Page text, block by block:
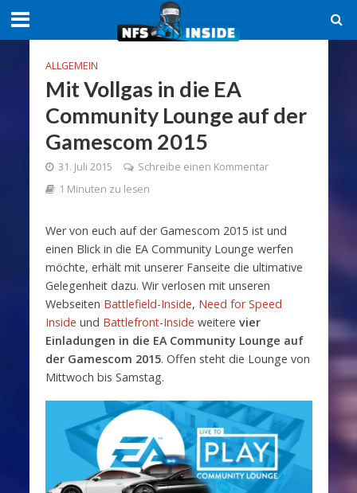
ALLGEMEIN
Mit Vollgas in die EA
Community Lounge auf der
Gamescom 2015
31. Juli 2015
Schreibe einen Kommentar
1 Minuten zu lesen
Wer von euch auf der Gamescom 2015 ist und
einen Blick in die EA Community Lounge werfen
möchte, erhält mit unserer Fanseite die ultimative
Gelegenheit dazu. Wir verlosen mit unseren
Webseiten Battlefield-Inside, Need for Speed
Inside und Battlefront-Inside weitere vier
Einladungen in die EA Community Lounge auf
der Gamescom 2015. Offen steht die Lounge von
Mittwoch bis Samstag.